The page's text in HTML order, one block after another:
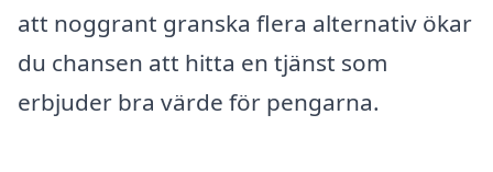
att noggrant granska flera alternativ ökar
du chansen att hitta en tjänst som
erbjuder bra värde för pengarna.